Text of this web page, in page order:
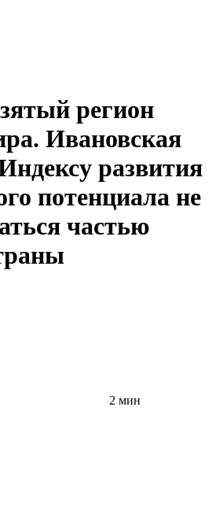
регион
Ивановская
развития
потенциала не
частью
2 мин